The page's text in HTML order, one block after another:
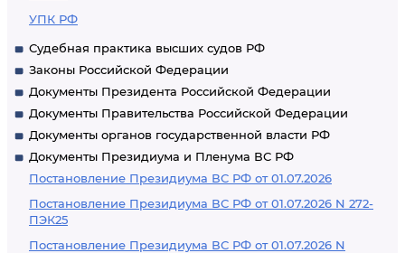
УПК РФ
Судебная практика высших судов РФ
Законы Российской Федерации
Документы Президента Российской Федерации
Документы Правительства Российской Федерации
Документы органов государственной власти РФ
Документы Президиума и Пленума ВС РФ
Постановление Президиума ВС РФ от 01.07.2026
Постановление Президиума ВС РФ от 01.07.2026 N 272-
ПЭК25
Постановление Президиума ВС РФ от 01.07.2026 N